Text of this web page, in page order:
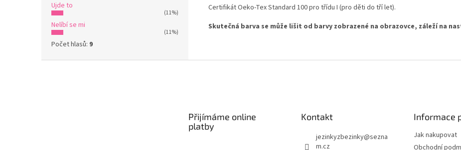
Ujde to
(11%)
Nelíbí se mi
(11%)
Počet hlasů: 9
Certifikát Oeko-Tex Standard 100 pro třídu I (pro děti do tří let).
Skutečná barva se může lišit od barvy zobrazené na obrazovce, záleží na
Přijímáme online
platby
Kontakt
jezinkyzbezinky@sezna
m.cz
Informace
Jak nakupovat
Obchodní